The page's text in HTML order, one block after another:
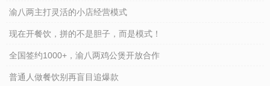
渝八两主打灵活的小店经营模式
现在开餐饮，拼的不是胆子，而是模式！
全国签约1000+，渝八两鸡公煲开放合作
普通人做餐饮别再盲目追爆款